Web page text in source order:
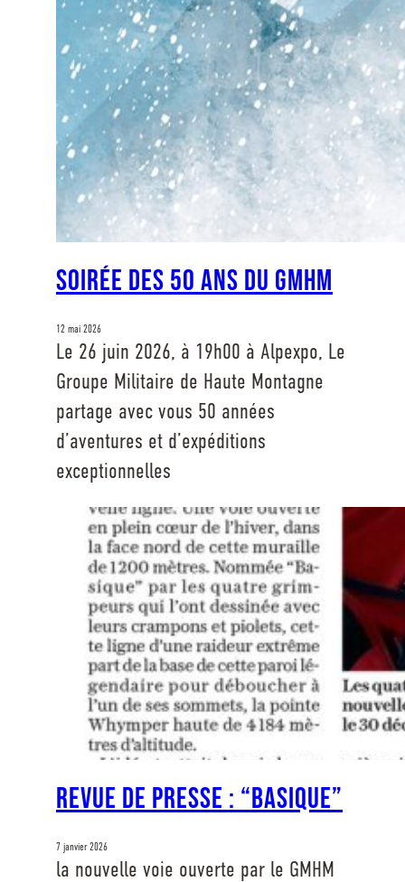
Soirée des 50 ans du GMHM
12 mai 2026
Le 26 juin 2026, à 19h00 à Alpexpo, Le
Groupe Militaire de Haute Montagne
partage avec vous 50 années
d’aventures et d’expéditions
exceptionnelles
Revue de presse : “Basique”
7 janvier 2026
la nouvelle voie ouverte par le GMHM